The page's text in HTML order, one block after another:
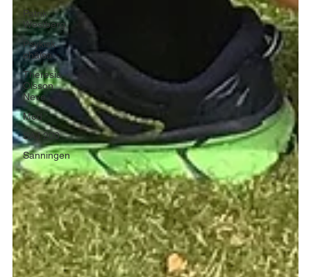
Patrik
Westberg
Psykisk
ohälsa
Theresia
Olsson
Neve
Mod
SAJ 200
Sanningen